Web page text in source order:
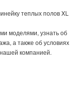
теплых полов XL
моделями, узнать об
а также об условиях
компанией.